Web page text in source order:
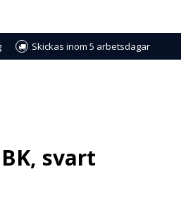
Skickas inom 5 arbetsdagar
svart